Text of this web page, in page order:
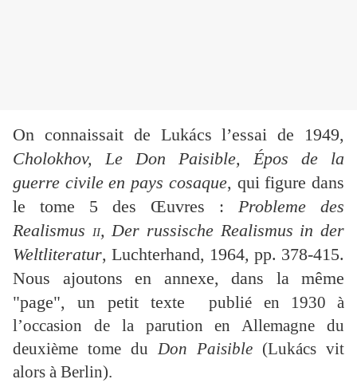
On connaissait de Lukács l’essai de 1949,
Cholokhov, Le Don Paisible, Épos de la
guerre civile en pays cosaque, qui figure dans
le tome 5 des Œuvres : Probleme des
Realismus ii, Der russische Realismus in der
Weltliteratur, Luchterhand, 1964, pp. 378-415.
Nous ajoutons en annexe, dans la même
"page", un petit textepublié en 1930 à
l’occasion de la parution en Allemagne du
deuxième tome du Don Paisible (Lukács vit
alors à Berlin).